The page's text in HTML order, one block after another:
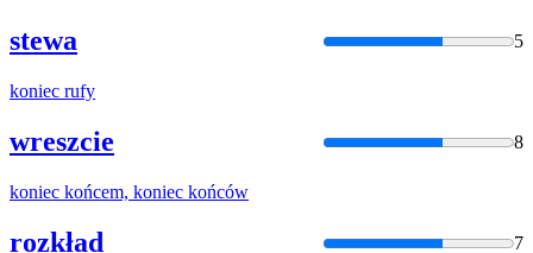
stewa 5
koniec rufy
wreszcie 8
koniec końcem, koniec końców
rozkład 7